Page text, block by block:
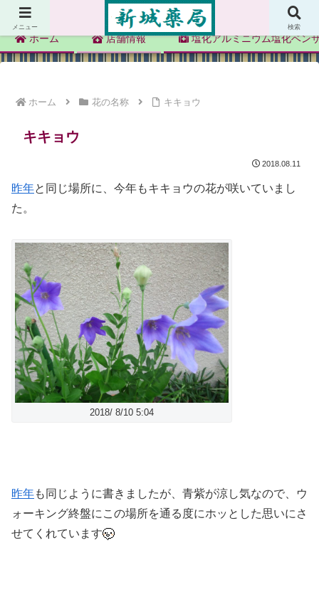
新城薬局
ホーム 店舗情報 塩化アルミニウム塩化ベン
ホーム 花の名称 キキョウ
キキョウ
2018.08.11
昨年と同じ場所に、今年もキキョウの花が咲いていまし
た。
2018/ 8/10 5:04
昨年も同じように書きましたが、青紫が涼し気なので、ウ
ォーキング終盤にこの場所を通る度にホッとした思いにさ
せてくれています
メニュー 検索